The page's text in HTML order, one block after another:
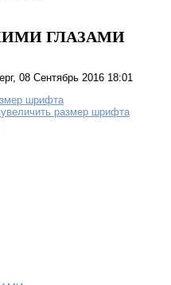
ГЛАЗАМИ
08 Сентябрь 2016 18:01
шрифта
увеличить размер шрифта